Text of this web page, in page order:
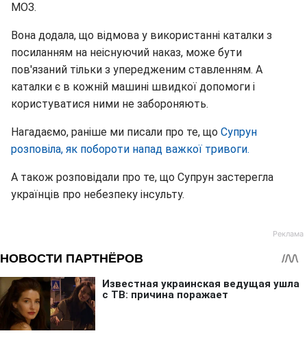
МОЗ.
Вона додала, що відмова у використанні каталки з
посиланням на неіснуючий наказ, може бути
пов'язаний тільки з упередженим ставленням. А
каталки є в кожній машині швидкої допомоги і
користуватися ними не забороняють.
Нагадаємо, раніше ми писали про те, що Супрун
розповіла, як побороти напад важкої тривоги.
А також розповідали про те, що Супрун застерегла
українців про небезпеку інсульту.